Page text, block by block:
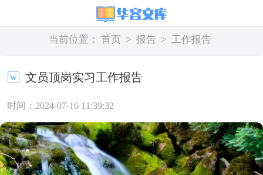
当前位置： 首页 > 报告 > 工作报告
文员顶岗实习工作报告
时间：2024-07-16 11:39:32